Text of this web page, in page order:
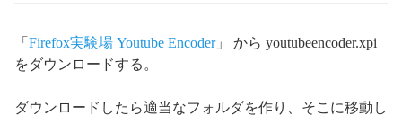
「 Firefox実験場 Youtube Encoder」 から youtubeencoder.xpi
をダウンロードする。
ダウンロードしたら適当なフォルダを作り、そこに移動し